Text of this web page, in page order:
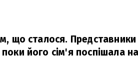
що сталося. Представники
його сім'я поспішала на